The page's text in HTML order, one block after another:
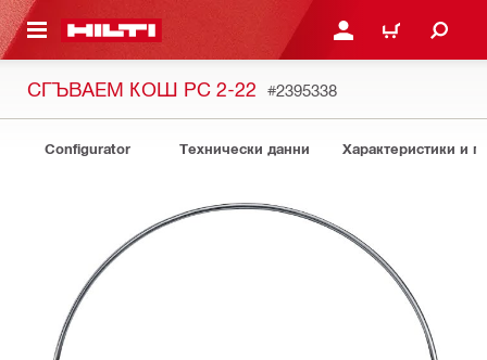
СЪДЪРЖАНИЕ ВЛЕЗ ИЛИ СЕ
КОЛИЧКА
СГЪВАЕМ КОШ PC 2-22 #2395338
Configurator Технически данни Характеристики и